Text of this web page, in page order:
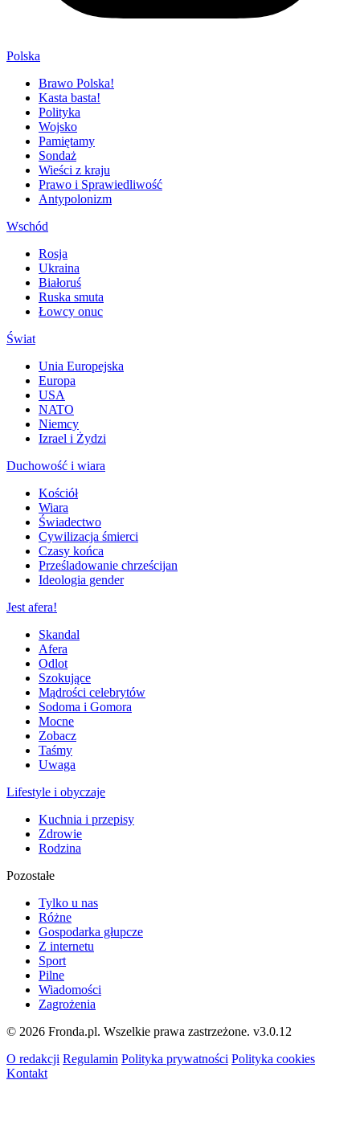
Polska
Brawo Polska!
Kasta basta!
Polityka
Wojsko
Pamiętamy
Sondaż
Wieści z kraju
Prawo i Sprawiedliwość
Antypolonizm
Wschód
Rosja
Ukraina
Białoruś
Ruska smuta
Łowcy onuc
Świat
Unia Europejska
Europa
USA
NATO
Niemcy
Izrael i Żydzi
Duchowość i wiara
Kościół
Wiara
Świadectwo
Cywilizacja śmierci
Czasy końca
Prześladowanie chrześcijan
Ideologia gender
Jest afera!
Skandal
Afera
Odlot
Szokujące
Mądrości celebrytów
Sodoma i Gomora
Mocne
Zobacz
Taśmy
Uwaga
Lifestyle i obyczaje
Kuchnia i przepisy
Zdrowie
Rodzina
Pozostałe
Tylko u nas
Różne
Gospodarka głupcze
Z internetu
Sport
Pilne
Wiadomości
Zagrożenia
© 2026 Fronda.pl. Wszelkie prawa zastrzeżone. v3.0.12
O redakcji Regulamin Polityka prywatności Polityka cookies
Kontakt